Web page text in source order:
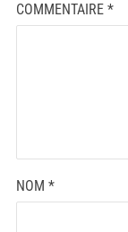
COMMENTAIRE *
NOM *